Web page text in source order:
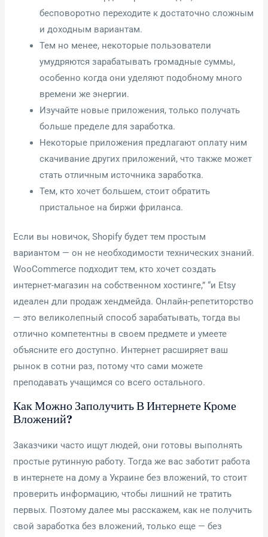
бесповоротно переходите к достаточно сложным
и доходным вариантам.
Тем но менее, некоторые пользователи
умудряются зарабатывать громадные суммы,
особенно когда они уделяют подобному много
времени же энергии.
Изучайте новые приложения, только получать
больше пределе для заработка.
Некоторые приложения предлагают оплату ним
скачивание других приложений, что также может
стать отличным источника заработка.
Тем, кто хочет большем, стоит обратить
пристальное на биржи фриланса.
Если вы новичок, Shopify будет тем простым
вариантом — он не необходимости технических знаний.
WooCommerce подходит тем, кто хочет создать
интернет-магазин на собственном хостинге,” “и Etsy
идеален дли продаж хендмейда. Онлайн-репетиторство
— это великолепный способ зарабатывать, тогда вы
отлично компетентны в своем предмете и умеете
объясните его доступно. Интернет расширяет ваш
рынок в сотни раз, потому что сами можете
преподавать учащимся со всего остального.
Как Можно Заполучить В Интернете Кроме
Вложений?
Заказчики часто ищут людей, они готовы выполнять
простые рутинную работу. Тогда же вас заботит работа
в интернете на дому а Украине без вложений, то стоит
проверить информацию, чтобы лишний не тратить
первых. Поэтому далее мы расскажем, как не получить
свой заработка без вложений, только еще — без